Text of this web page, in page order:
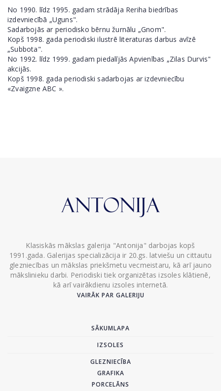
No 1990. līdz 1995. gadam strādāja Reriha biedrības
izdevniecībā „Uguns".
Sadarbojās ar periodisko bērnu žurnālu „Gnom".
Kopš 1998. gada periodiski ilustrē literaturas darbus avīzē
„Subbota".
No 1992. līdz 1999. gadam piedalījās Apvienības „Zilas Durvis"
akcijās.
Kopš 1998. gada periodiski sadarbojas ar izdevniecību
«Zvaigzne ABC ».
Klasiskās mākslas galerija "Antonija" darbojas kopš
1991.gada. Galerijas specializācija ir 20.gs. latviešu un cittautu
glezniecības un mākslas priekšmetu vecmeistaru, kā arī jauno
mākslinieku darbi. Periodiski tiek organizētas izsoles klātienē,
kā arī vairākdienu izsoles internetā.
VAIRĀK PAR GALERIJU
SĀKUMLAPA
IZSOLES
GLEZNIECĪBA
GRAFIKA
PORCELĀNS